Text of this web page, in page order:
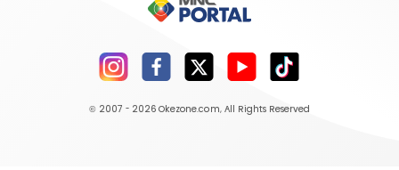
© 2007 - 2026 Okezone.com, All Rights Reserved